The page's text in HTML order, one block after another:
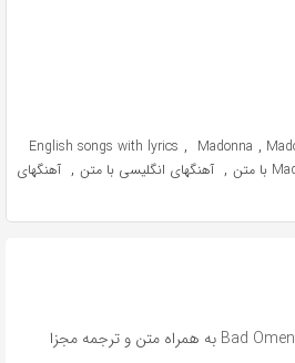
English songs with lyrics , Madonna ,
, آهنگهای انگلیسی با متن , آهنگهای